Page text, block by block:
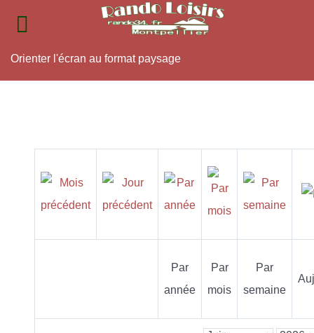
Orienter l'écran au format paysage
Par
année
Par
mois
Par
semaine